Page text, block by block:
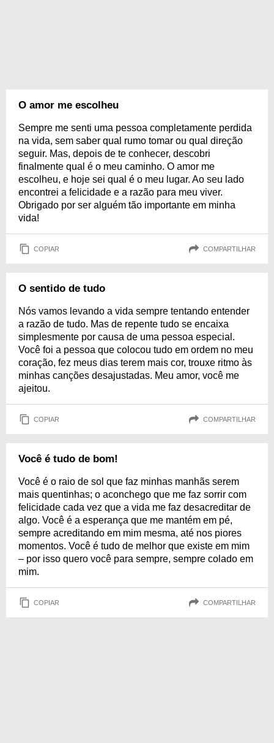
O amor me escolheu
Sempre me senti uma pessoa completamente perdida
na vida, sem saber qual rumo tomar ou qual direção
seguir. Mas, depois de te conhecer, descobri
finalmente qual é o meu caminho. O amor me
escolheu, e hoje sei qual é o meu lugar. Ao seu lado
encontrei a felicidade e a razão para meu viver.
Obrigado por ser alguém tão importante em minha
vida!
COPIAR COMPARTILHAR
O sentido de tudo
Nós vamos levando a vida sempre tentando entender
a razão de tudo. Mas de repente tudo se encaixa
simplesmente por causa de uma pessoa especial.
Você foi a pessoa que colocou tudo em ordem no meu
coração, fez meus dias terem mais cor, trouxe ritmo às
minhas canções desajustadas. Meu amor, você me
ajeitou.
COPIAR COMPARTILHAR
Você é tudo de bom!
Você é o raio de sol que faz minhas manhãs serem
mais quentinhas; o aconchego que me faz sorrir com
felicidade cada vez que a vida me faz desacreditar de
algo. Você é a esperança que me mantém em pé,
sempre acreditando em mim mesma, até nos piores
momentos. Você é tudo de melhor que existe em mim
– por isso quero você para sempre, sempre colado em
mim.
COPIAR COMPARTILHAR